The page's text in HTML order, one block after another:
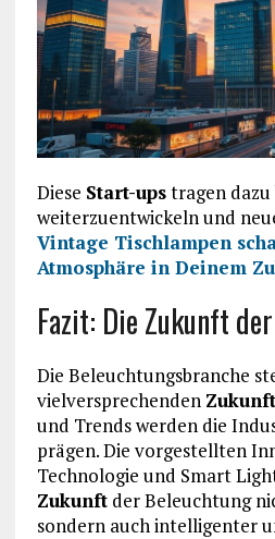
Diese Start-upstragen dazu
weiterzuentwickeln und
Vintage Tischlampen
Atmosphäre in Deinem
Fazit: Die Zukunft
Die Beleuchtungsbranche
vielversprechenden Zukunft
und Trends werden die
prägen. Die vorgestellten
Technologie und Smart
Zukunftder Beleuchtung
sondern auch intelligenter